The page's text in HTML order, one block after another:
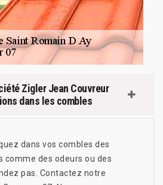
Zigler Jean Couvreur
dans les combles
dans vos combles des
comme des odeurs ou des
pas. Contactez notre